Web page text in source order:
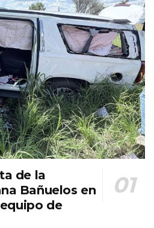
de la
Bañuelos en
de